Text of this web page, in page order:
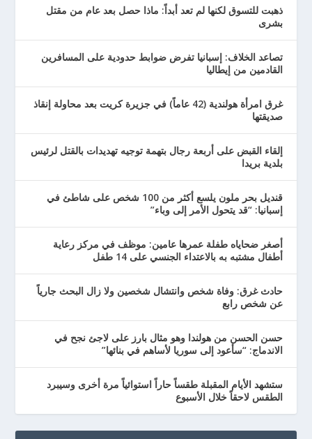
ذهبت للتسوق لكنها لم تعد أبداً: ماذا حصل بعد عام من مقتل
بشرى
تصاعد الخلاف: إسبانيا تفرض ضوابط حدودية على المسافرين
القادمين من إيطاليا
غرق امرأة هولندية (42 عاماً) في جزيرة كريت بعد محاولة إنقاذ
صديقتها
إلقاء القبض على أربعة رجال بتهمة توجيه تهديدات بالقتل لرئيس
بلدية بريدا
قنديل بحر ملون يلسع أكثر من 100 شخص على شاطئ في
إسبانيا: “قد يتحول الأمر إلى وباء”
أصغر ضحاياه طفلة عمرها عامين: موظف في مركز رعاية
أطفال مشتبه به بالاعتداء الجنسي على 14 طفل
حادث غرق: وفاة شخص وانتشال شخصين ولا زال البحث جارياً
عن شخص رابع
حسن الحسن من هولندا وهو مثال بارز على لاجئ نجح في
الاندماج: “سأعود إلى سوريا لأساهم في بنائها”
ستشهد الأيام المقبلة طقساً حاراً استوائياً مرة أخرى وسيبرد
الطقس لاحقاً خلال الأسبوع